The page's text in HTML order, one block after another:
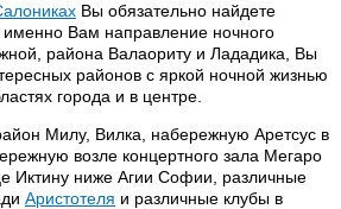
Вы обязательно найдете
Вам направление ночного
района Валаориту и Лададика, Вы
районов с яркой ночной жизнью
города и в центре.
Милу, Вилка, набережную Аретсус в
возле концертного зала Мегаро
Иктину ниже Агии Софии, различные
Аристотеля и различные клубы в